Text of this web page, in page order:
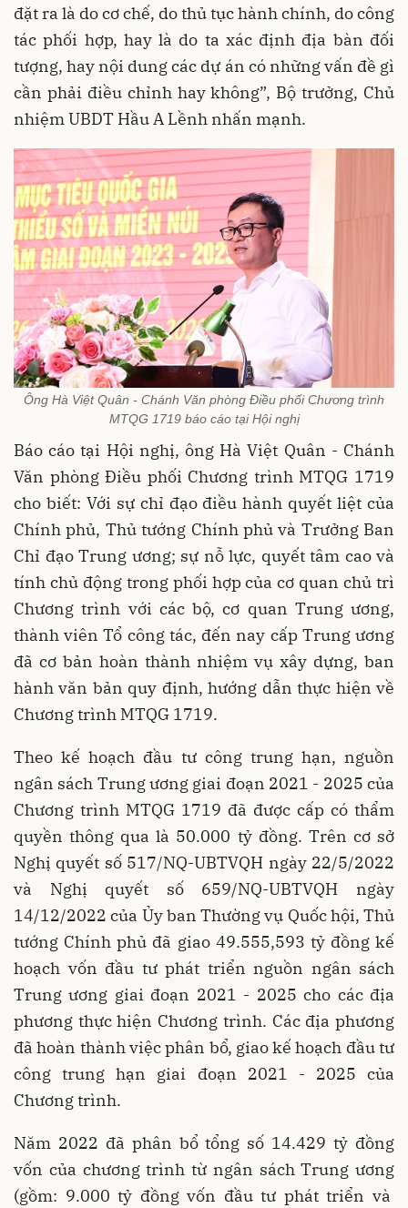
đặt ra là do cơ chế, do thủ tục hành chính, do công
tác phối hợp, hay là do ta xác định địa bàn đối
tượng, hay nội dung các dự án có những vấn đề gì
cần phải điều chỉnh hay không”, Bộ trưởng, Chủ
nhiệm UBDT Hầu A Lềnh nhấn mạnh.
Ông Hà Việt Quân - Chánh Văn phòng Điều phối Chương trình
MTQG 1719 báo cáo tại Hội nghị
Báo cáo tại Hội nghị, ông Hà Việt Quân - Chánh
Văn phòng Điều phối Chương trình MTQG 1719
cho biết: Với sự chỉ đạo điều hành quyết liệt của
Chính phủ, Thủ tướng Chính phủ và Trưởng Ban
Chỉ đạo Trung ương; sự nỗ lực, quyết tâm cao và
tính chủ động trong phối hợp của cơ quan chủ trì
Chương trình với các bộ, cơ quan Trung ương,
thành viên Tổ công tác, đến nay cấp Trung ương
đã cơ bản hoàn thành nhiệm vụ xây dựng, ban
hành văn bản quy định, hướng dẫn thực hiện về
Chương trình MTQG 1719.
Theo kế hoạch đầu tư công trung hạn, nguồn
ngân sách Trung ương giai đoạn 2021 - 2025 của
Chương trình MTQG 1719 đã được cấp có thẩm
quyền thông qua là 50.000 tỷ đồng. Trên cơ sở
Nghị quyết số 517/NQ-UBTVQH ngày 22/5/2022
và Nghị quyết số 659/NQ-UBTVQH ngày
14/12/2022 của Ủy ban Thường vụ Quốc hội, Thủ
tướng Chính phủ đã giao 49.555,593 tỷ đồng kế
hoạch vốn đầu tư phát triển nguồn ngân sách
Trung ương giai đoạn 2021 - 2025 cho các địa
phương thực hiện Chương trình. Các địa phương
đã hoàn thành việc phân bổ, giao kế hoạch đầu tư
công trung hạn giai đoạn 2021 - 2025 của
Chương trình.
Năm 2022 đã phân bổ tổng số 14.429 tỷ đồng
vốn của chương trình từ ngân sách Trung ương
(gồm: 9.000 tỷ đồng vốn đầu tư phát triển và